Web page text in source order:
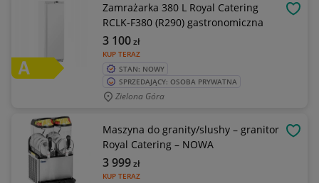
Zamrażarka 380 L Royal Catering
RCLK-F380 (R290) gastronomiczna
KUP TERAZ
3 100zł
STAN: NOWY
SPRZEDAJĄCY: OSOBA PRYWATNA
Zielona Góra
Maszyna do granity/slushy – granitor
Royal Catering – NOWA
KUP TERAZ
3 999zł